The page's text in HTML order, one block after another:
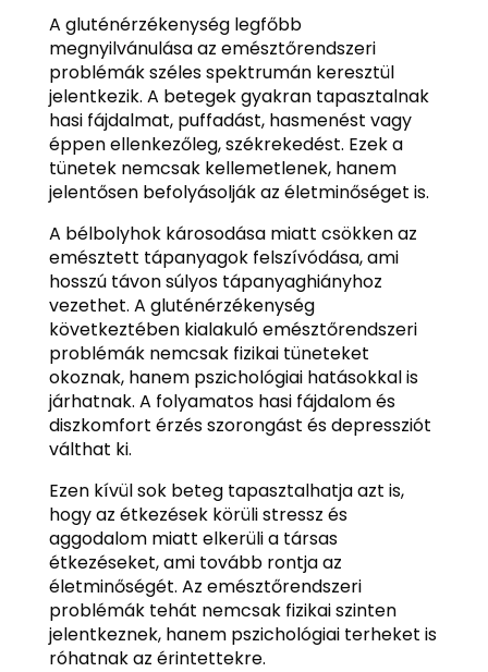
A gluténérzékenység legfőbb
megnyilvánulása az emésztőrendszeri
problémák széles spektrumán keresztül
jelentkezik. A betegek gyakran tapasztalnak
hasi fájdalmat, puffadást, hasmenést vagy
éppen ellenkezőleg, székrekedést. Ezek a
tünetek nemcsak kellemetlenek, hanem
jelentősen befolyásolják az életminőséget is.
A bélbolyhok károsodása miatt csökken az
emésztett tápanyagok felszívódása, ami
hosszú távon súlyos tápanyaghiányhoz
vezethet. A gluténérzékenység
következtében kialakuló emésztőrendszeri
problémák nemcsak fizikai tüneteket
okoznak, hanem pszichológiai hatásokkal is
járhatnak. A folyamatos hasi fájdalom és
diszkomfort érzés szorongást és depressziót
válthat ki.
Ezen kívül sok beteg tapasztalhatja azt is,
hogy az étkezések körüli stressz és
aggodalom miatt elkerüli a társas
étkezéseket, ami tovább rontja az
életminőségét. Az emésztőrendszeri
problémák tehát nemcsak fizikai szinten
jelentkeznek, hanem pszichológiai terheket is
róhatnak az érintettekre.